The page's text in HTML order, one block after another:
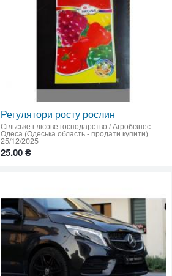
Регулятори росту рослин
Сільське і лісове господарство / Агробізнес-
Одеса (Одеська область - продати купити)
25/12/2025
25.00 ₴